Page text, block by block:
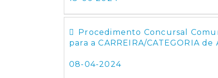
Procedimento Concursal
para a CARREIRA/CATEGORIA
08-04-2024